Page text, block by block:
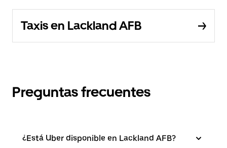
Taxis en Lackland AFB
Preguntas frecuentes
¿Está Uber disponible en Lackland AFB?